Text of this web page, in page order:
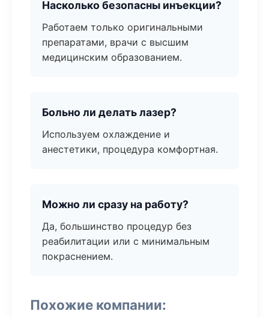
Насколько безопасны инъекции?
Работаем только оригинальными
препаратами, врачи с высшим
медицинским образованием.
Больно ли делать лазер?
Используем охлаждение и
анестетики, процедура комфортная.
Можно ли сразу на работу?
Да, большинство процедур без
реабилитации или с минимальным
покраснением.
Похожие компании: